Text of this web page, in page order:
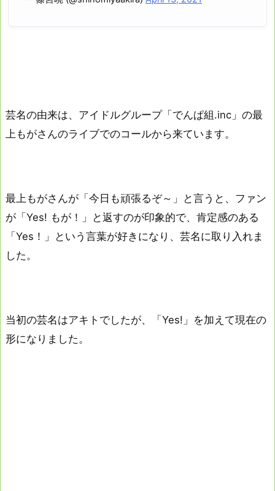
芸名の由来は、アイドルグループ「でんぱ組.inc」の最
上もがさんのライブでのコールから来ています。
最上もがさんが「今日も頑張るぞ～」と言うと、ファン
が「Yes! もが！」と返すのが印象的で、肯定感のある
「Yes！」という言葉が好きになり、芸名に取り入れま
した。
当初の芸名はアキトでしたが、「Yes!」を加えて現在の
形になりました。